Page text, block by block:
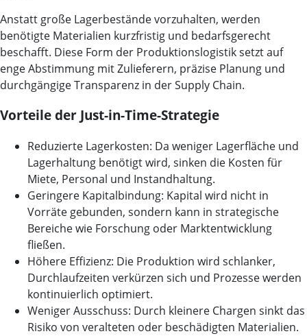
Anstatt große Lagerbestände vorzuhalten, werden
benötigte Materialien kurzfristig und bedarfsgerecht
beschafft. Diese Form der Produktionslogistik setzt auf
enge Abstimmung mit Zulieferern, präzise Planung und
durchgängige Transparenz in der Supply Chain.
Vorteile der Just-in-Time-Strategie
Reduzierte Lagerkosten: Da weniger Lagerfläche und
Lagerhaltung benötigt wird, sinken die Kosten für
Miete, Personal und Instandhaltung.
Geringere Kapitalbindung: Kapital wird nicht in
Vorräte gebunden, sondern kann in strategische
Bereiche wie Forschung oder Marktentwicklung
fließen.
Höhere Effizienz: Die Produktion wird schlanker,
Durchlaufzeiten verkürzen sich und Prozesse werden
kontinuierlich optimiert.
Weniger Ausschuss: Durch kleinere Chargen sinkt das
Risiko von veralteten oder beschädigten Materialien.